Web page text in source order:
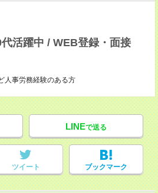
活躍中 / WEB登録・面接
人事労務経験のある方
LINEで送る
ツイート ブックマーク